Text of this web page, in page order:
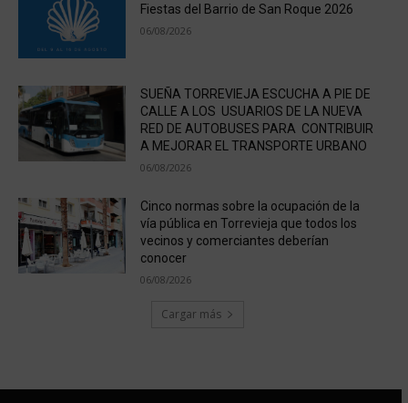
Fiestas del Barrio de San Roque 2026
06/08/2026
SUEÑA TORREVIEJA ESCUCHA A PIE DE
CALLE A LOS USUARIOS DE LA NUEVA
RED DE AUTOBUSES PARA CONTRIBUIR
A MEJORAR EL TRANSPORTE URBANO
06/08/2026
Cinco normas sobre la ocupación de la
vía pública en Torrevieja que todos los
vecinos y comerciantes deberían
conocer
06/08/2026
Cargar más